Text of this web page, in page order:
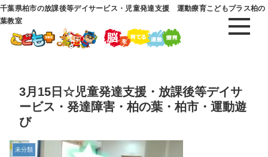
千葉県柏市の放課後等デイサービス・児童発達支援 運動療育こどもプラス柏の
葉教室
3月15日☆児童発達支援・放課後等デイサ
ービス・発達障害・柏の葉・柏市・運動遊
び
未分類